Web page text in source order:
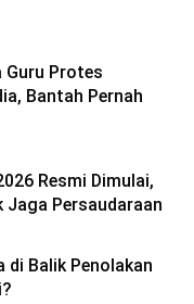
Guru Protes
Bantah Pernah
Resmi Dimulai,
Jaga Persaudaraan
di Balik Penolakan